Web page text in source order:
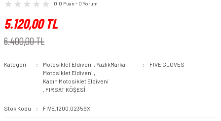
0.0 Puan - 0 Yorum
5.120,00 TL
6.400,00 TL
Kategori Motosiklet Eldiveni , Yazlık
Motosiklet Eldiveni ,
Kadın Motosiklet Eldiveni
, FIRSAT KÖŞESİ
Marka FIVE GLOVES
Stok Kodu FIVE.1200.02359X